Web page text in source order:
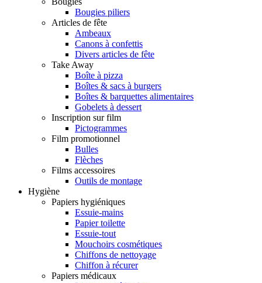
Bougies piliers
Articles de fête
Ambeaux
Canons à confettis
Divers articles de fête
Take Away
Boîte à pizza
Boîtes & sacs à burgers
Boîtes & barquettes alimentaires
Gobelets à dessert
Inscription sur film
Pictogrammes
Film promotionnel
Bulles
Flèches
Films accessoires
Outils de montage
Hygiène
Papiers hygiéniques
Essuie-mains
Papier toilette
Essuie-tout
Mouchoirs cosmétiques
Chiffons de nettoyage
Chiffon à récurer
Papiers médicaux